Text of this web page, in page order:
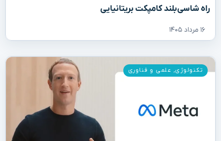
راه شاسی‌بلند کامپکت بریتانیایی
۱۶ مرداد ۱۴۰۵
تکنولوژی, علمی و فناوری